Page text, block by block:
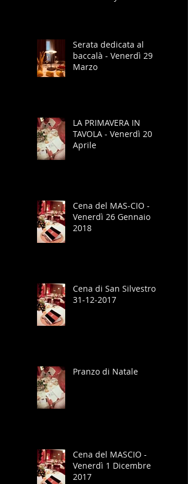
Serata dedicata al
baccalà - Venerdì 29
Marzo
LA PRIMAVERA IN
TAVOLA - Venerdì 20
Aprile
Cena del MAS-CIO -
Venerdì 26 Gennaio
2018
Cena di San Silvestro
31-12-2017
Pranzo di Natale
Cena del MASCIO -
Venerdì 1 Dicembre
2017